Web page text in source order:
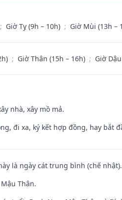
; Giờ Tỵ (9h – 10h) ; Giờ Mùi (13h –
; Giờ Thân (15h – 16h) ; Giờ
nhà, xây mồ mả.
đi xa, ký kết hợp đồng, hay bắt
là ngày cát trung bình (chế nhật).
Thân.